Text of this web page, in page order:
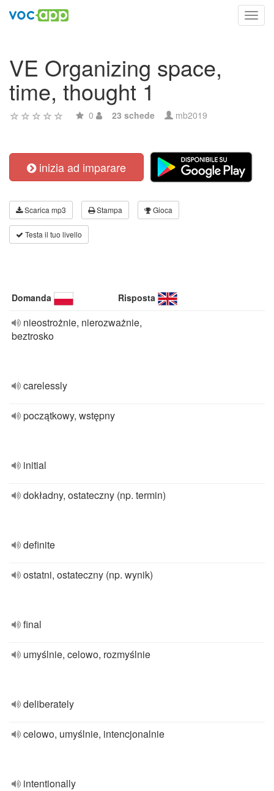
VE Organizing space,
time, thought 1
0 23 schede mb2019
inizia ad imparare
Scarica mp3 Stampa Gioca
Testa il tuo livello
Domanda Risposta
nieostrożnie, nierozważnie,
beztrosko
carelessly
początkowy, wstępny
initial
dokładny, ostateczny (np. termin)
definite
ostatni, ostateczny (np. wynik)
final
umyślnie, celowo, rozmyślnie
deliberately
celowo, umyślnie, intencjonalnie
intentionally